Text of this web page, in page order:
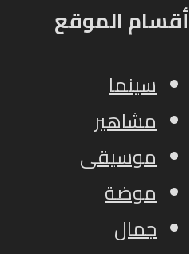
أقسام الموقع
سينما
مشاهير
موسيقى
موضة
جمال